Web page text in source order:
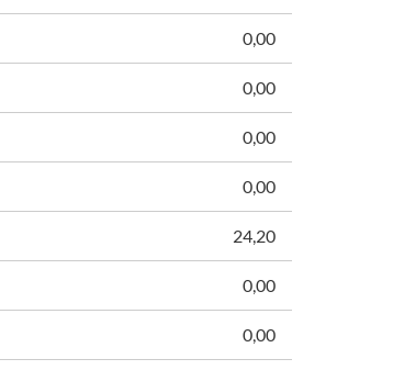
0,00
0,00
0,00
0,00
24,20
0,00
0,00